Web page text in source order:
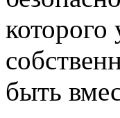
которого
быть